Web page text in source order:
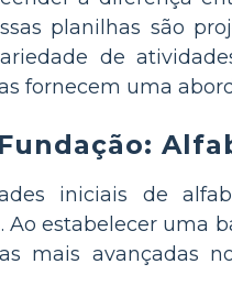
planilhas são
de
fornecem uma
iniciais de
estabelecer uma
mais avançadas